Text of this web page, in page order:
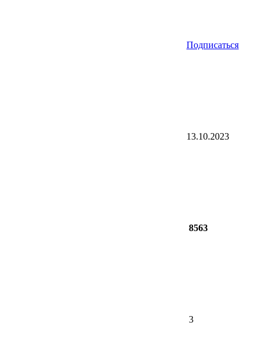
Подписаться
13.10.2023
8563
3